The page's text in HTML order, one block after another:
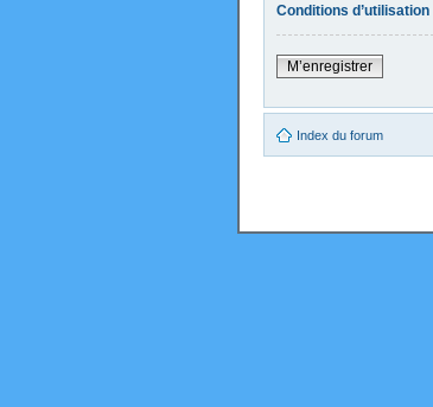
Conditions d’utilisation
M’enregistrer
Index du forum